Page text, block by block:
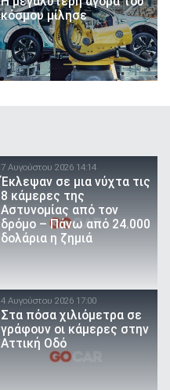
κόσμου μίλησε
7 Αυγούστου 2026 14:14
Έκλεψαν σε μια νύχτα τις
8 κάμερες της
Αστυνομίας από τον
δρόμο – Πάνω από 24.000
δολάρια η ζημιά
4 Αυγούστου 2026 17:00
Στα πόσα χιλιόμετρα σε
γράφουν οι κάμερες στην
Αττική Οδό